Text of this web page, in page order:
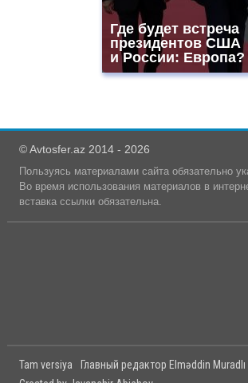
Где будет встреча
президентов США
и России: Европа?
© Avtosfer.az 2014 - 2026
Пользуясь материалами сайта обязательно
Во время использования материалов в
вставка ссылки обязательна.
Tam versiya
Главный редактор Elməddin Muradlı